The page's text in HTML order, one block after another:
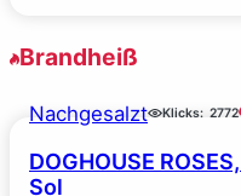
Brandheiß
Nachgesalzt Klicks: 2772
DOGHOUSE
Sol